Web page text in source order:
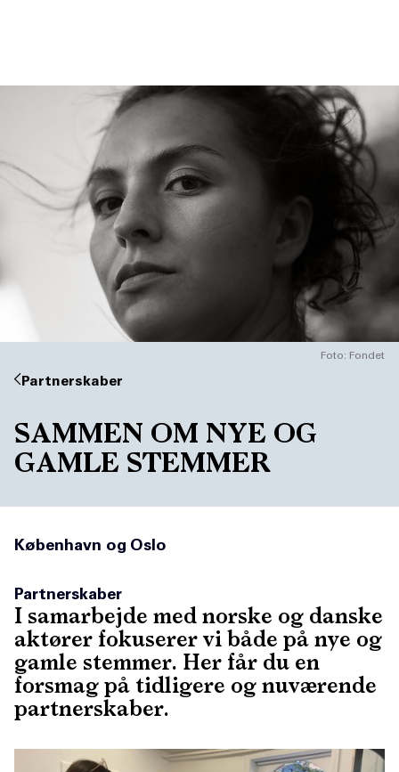
Partnerskaber
SAMMEN OM NYE OG
GAMLE STEMMER
Foto: Fondet
København og Oslo
Partnerskaber
I samarbejde med norske og danske
aktører fokuserer vi både på nye og
gamle stemmer. Her får du en
forsmag på tidligere og nuværende
partnerskaber.